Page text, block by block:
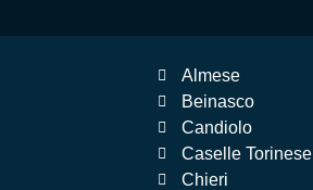
Almese
Beinasco
Candiolo
Caselle Torinese
Chieri